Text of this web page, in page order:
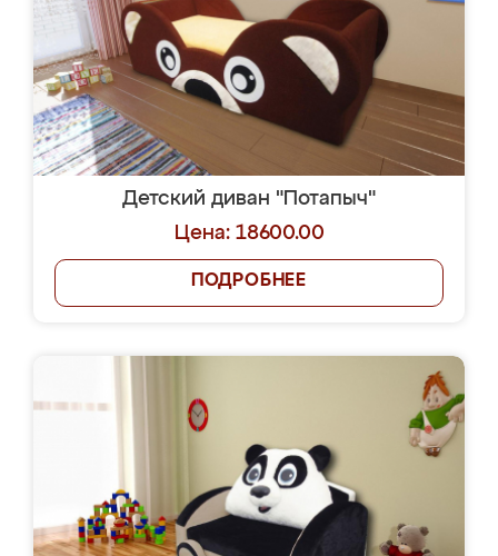
Детский диван "Потапыч"
Цена: 18600.00
ПОДРОБНЕЕ